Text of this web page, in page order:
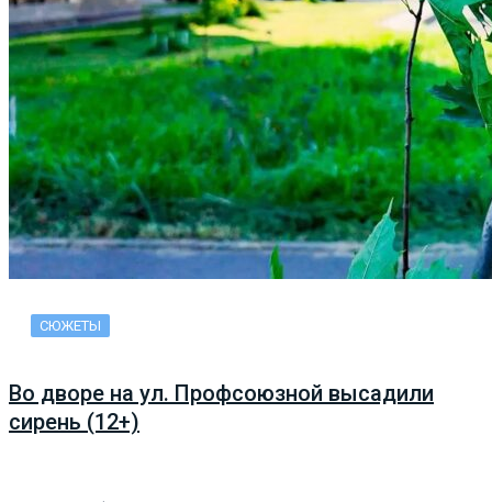
СЮЖЕТЫ
Во дворе на ул. Профсоюзной высадили
сирень (12+)